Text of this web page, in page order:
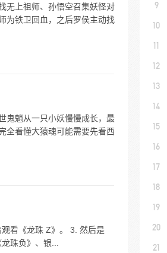
无上祖师、孙悟空召集妖怪对
为铁卫回血，之后罗侯主动找
鬼魈从一只小妖慢慢成长，最
全看懂大猿魂可能需要先看西
看《龙珠 Z》。 3. 然后是
珠负》、银...
9
10
11
12
13
14
15
16
17
18
19
20
21